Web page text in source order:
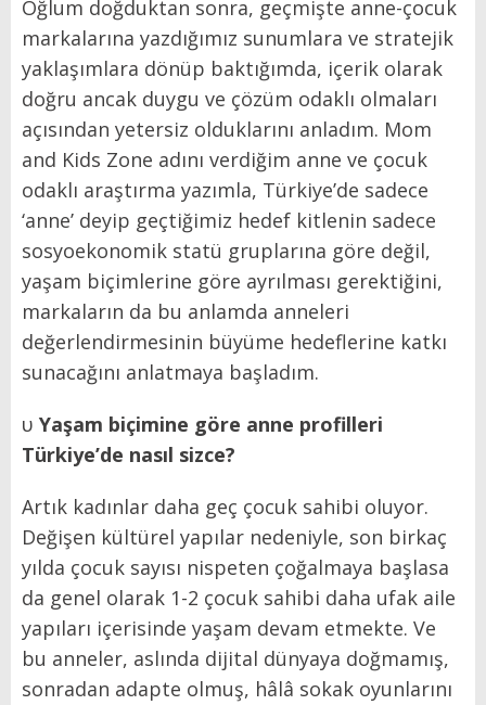
Oğlum doğduktan sonra, geçmişte anne-çocuk
markalarına yazdığımız sunumlara ve stratejik
yaklaşımlara dönüp baktığımda, içerik olarak
doğru ancak duygu ve çözüm odaklı olmaları
açısından yetersiz olduklarını anladım. Mom
and Kids Zone adını verdiğim anne ve çocuk
odaklı araştırma yazımla, Türkiye’de sadece
‘anne’ deyip geçtiğimiz hedef kitlenin sadece
sosyoekonomik statü gruplarına göre değil,
yaşam biçimlerine göre ayrılması gerektiğini,
markaların da bu anlamda anneleri
değerlendirmesinin büyüme hedeflerine katkı
sunacağını anlatmaya başladım.
υ Yaşam biçimine göre anne profilleri
Türkiye’de nasıl sizce?
Artık kadınlar daha geç çocuk sahibi oluyor.
Değişen kültürel yapılar nedeniyle, son birkaç
yılda çocuk sayısı nispeten çoğalmaya başlasa
da genel olarak 1-2 çocuk sahibi daha ufak aile
yapıları içerisinde yaşam devam etmekte. Ve
bu anneler, aslında dijital dünyaya doğmamış,
sonradan adapte olmuş, hâlâ sokak oyunlarını